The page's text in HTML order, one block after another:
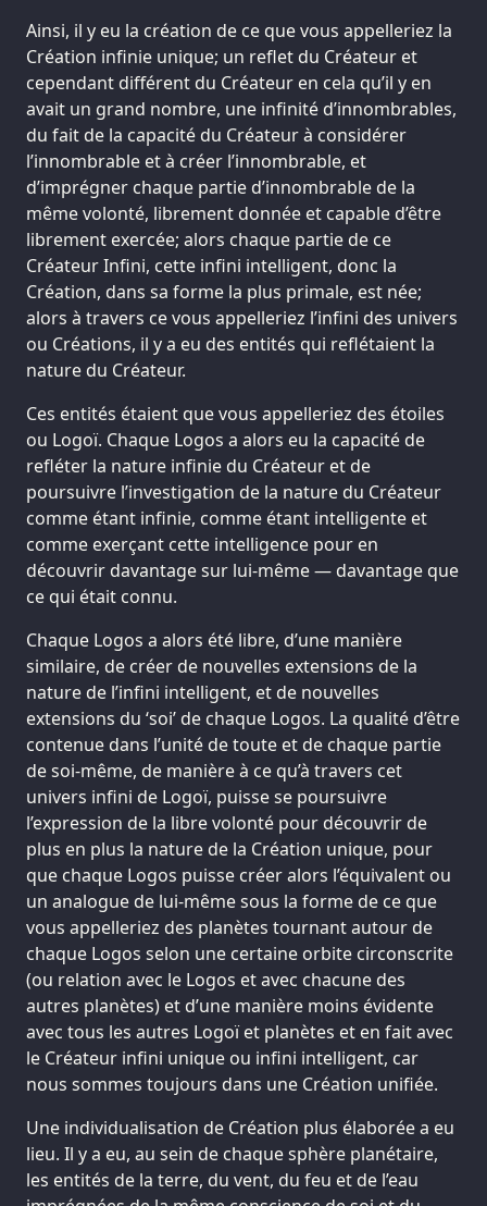
Ainsi, il y eu la création de ce que vous appelleriez la
Création infinie unique; un reflet du Créateur et
cependant différent du Créateur en cela qu’il y en
avait un grand nombre, une infinité d’innombrables,
du fait de la capacité du Créateur à considérer
l’innombrable et à créer l’innombrable, et
d’imprégner chaque partie d’innombrable de la
même volonté, librement donnée et capable d’être
librement exercée; alors chaque partie de ce
Créateur Infini, cette infini intelligent, donc la
Création, dans sa forme la plus primale, est née;
alors à travers ce vous appelleriez l’infini des univers
ou Créations, il y a eu des entités qui reflétaient la
nature du Créateur.
Ces entités étaient que vous appelleriez des étoiles
ou Logoï. Chaque Logos a alors eu la capacité de
refléter la nature infinie du Créateur et de
poursuivre l’investigation de la nature du Créateur
comme étant infinie, comme étant intelligente et
comme exerçant cette intelligence pour en
découvrir davantage sur lui-même — davantage que
ce qui était connu.
Chaque Logos a alors été libre, d’une manière
similaire, de créer de nouvelles extensions de la
nature de l’infini intelligent, et de nouvelles
extensions du ‘soi’ de chaque Logos. La qualité d’être
contenue dans l’unité de toute et de chaque partie
de soi-même, de manière à ce qu’à travers cet
univers infini de Logoï, puisse se poursuivre
l’expression de la libre volonté pour découvrir de
plus en plus la nature de la Création unique, pour
que chaque Logos puisse créer alors l’équivalent ou
un analogue de lui-même sous la forme de ce que
vous appelleriez des planètes tournant autour de
chaque Logos selon une certaine orbite circonscrite
(ou relation avec le Logos et avec chacune des
autres planètes) et d’une manière moins évidente
avec tous les autres Logoï et planètes et en fait avec
le Créateur infini unique ou infini intelligent, car
nous sommes toujours dans une Création unifiée.
Une individualisation de Création plus élaborée a eu
lieu. Il y a eu, au sein de chaque sphère planétaire,
les entités de la terre, du vent, du feu et de l’eau